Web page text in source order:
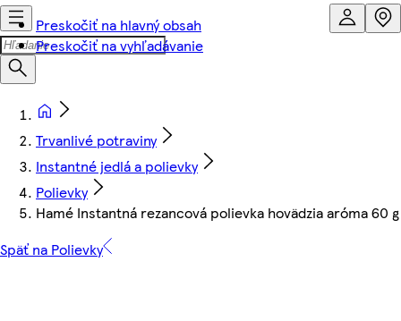
Preskočiť na hlavný obsah
Preskočiť na vyhľadávanie
Trvanlivé potraviny
Instantné jedlá a polievky
Polievky
Hamé Instantná rezancová polievka hovädzia aróma 60 g
Späť na Polievky